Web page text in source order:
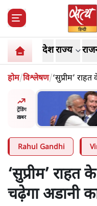
देशराज्य
होम/विश्लेषण/‘सुप्रीम’
ट्रेंडिंग
ख़बर
भागवत
Rahul Gandhi
‘सुप्रीम’
चढ़ेगा अडानी